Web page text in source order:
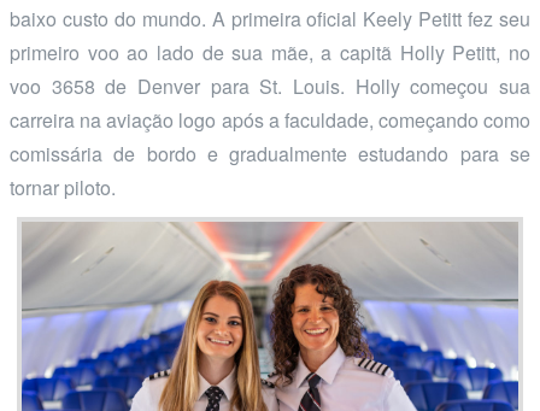
baixo custo do mundo. A primeira oficial Keely Petitt fez seu
primeiro voo ao lado de sua mãe, a capitã Holly Petitt, no
voo 3658 de Denver para St. Louis. Holly começou sua
carreira na aviação logo após a faculdade, começando como
comissária de bordo e gradualmente estudando para se
tornar piloto.